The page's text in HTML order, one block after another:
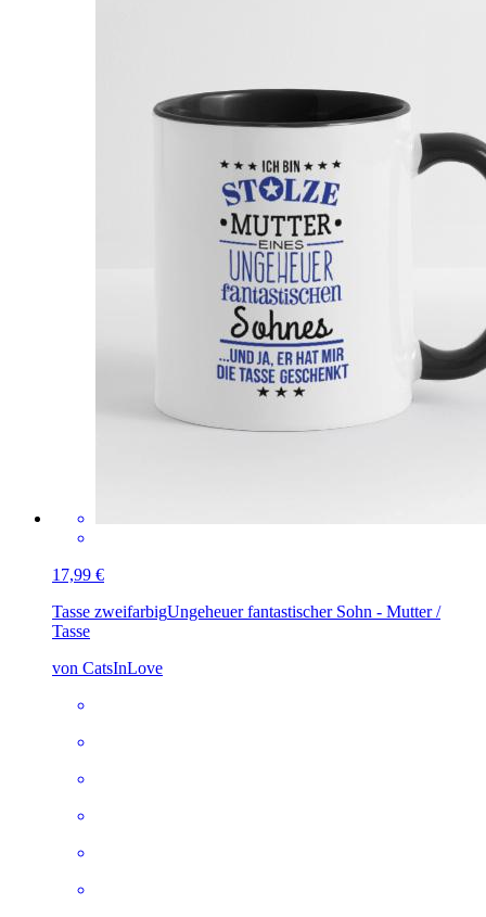
17,99 €
Tasse zweifarbigUngeheuer fantastischer Sohn - Mutter /
Tasse
von CatsInLove